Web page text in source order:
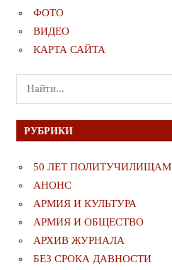
ФОТО
ВИДЕО
КАРТА САЙТА
Поиск
для:
РУБРИКИ
50 ЛЕТ ПОЛИТУЧИЛИЩАМ
АНОНС
АРМИЯ И КУЛЬТУРА
АРМИЯ И ОБЩЕСТВО
АРХИВ ЖУРНАЛА
БЕЗ СРОКА ДАВНОСТИ